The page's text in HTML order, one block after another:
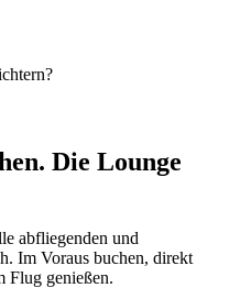
Die Lounge
abfliegenden und
Im Voraus buchen, direkt
Flug genießen.